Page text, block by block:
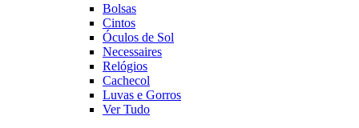
Bolsas
Cintos
Óculos de Sol
Necessaires
Relógios
Cachecol
Luvas e Gorros
Ver Tudo